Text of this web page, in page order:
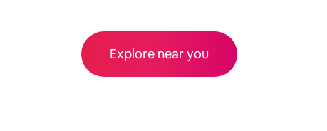
Explore near you